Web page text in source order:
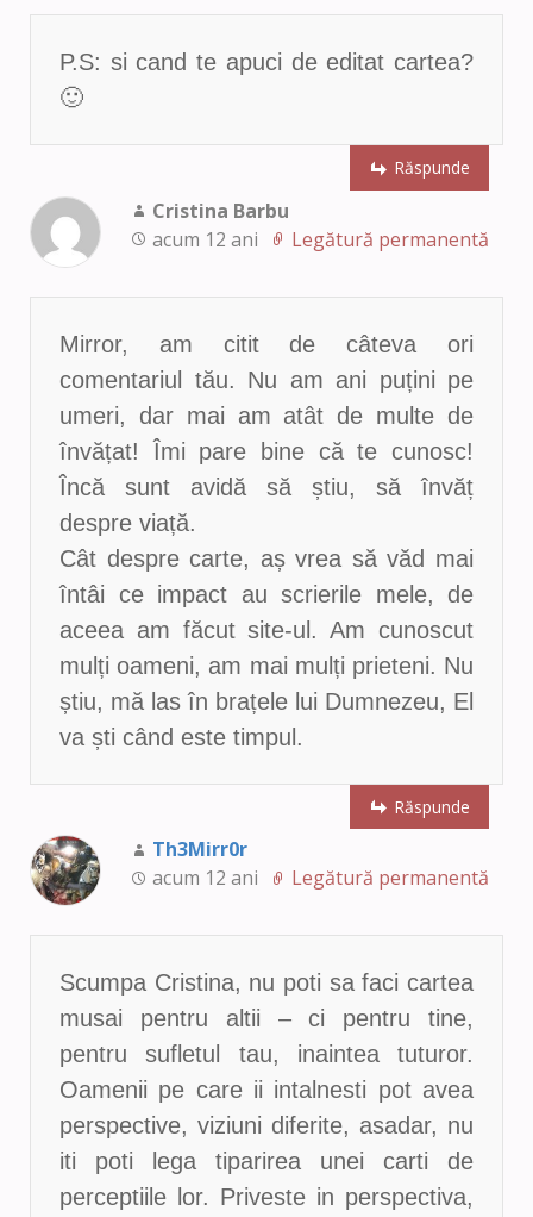
P.S: si cand te apuci de editat cartea?
🙂
Răspunde
Cristina Barbu
acum 12 ani
Legătură permanentă
Mirror, am citit de câteva ori
comentariul tău. Nu am ani puțini pe
umeri, dar mai am atât de multe de
învățat! Îmi pare bine că te cunosc!
Încă sunt avidă să știu, să învăț
despre viață.
Cât despre carte, aș vrea să văd mai
întâi ce impact au scrierile mele, de
aceea am făcut site-ul. Am cunoscut
mulți oameni, am mai mulți prieteni. Nu
știu, mă las în brațele lui Dumnezeu, El
va ști când este timpul.
Răspunde
Th3Mirr0r
acum 12 ani
Legătură permanentă
Scumpa Cristina, nu poti sa faci cartea
musai pentru altii – ci pentru tine,
pentru sufletul tau, inaintea tuturor.
Oamenii pe care ii intalnesti pot avea
perspective, viziuni diferite, asadar, nu
iti poti lega tiparirea unei carti de
perceptiile lor. Priveste in perspectiva,